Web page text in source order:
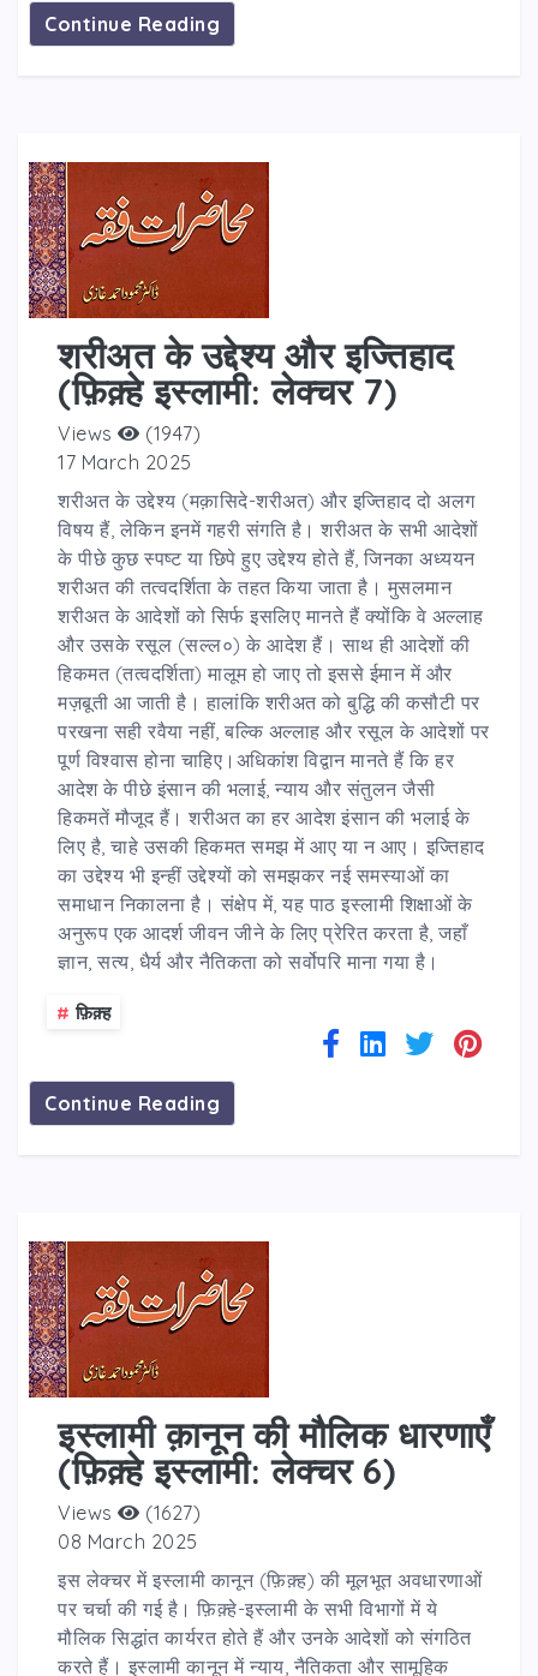
Continue Reading
शरीअत के उद्देश्य और इज्तिहाद
(फ़िक़्हे इस्लामी: लेक्चर 7)
Views
(1947)
17 March 2025
शरीअत के उद्देश्य (मक़ासिदे-शरीअत) और इज्तिहाद दो अलग
विषय हैं, लेकिन इनमें गहरी संगति है। शरीअत के सभी आदेशों
के पीछे कुछ स्पष्ट या छिपे हुए उद्देश्य होते हैं, जिनका अध्ययन
शरीअत की तत्वदर्शिता के तहत किया जाता है। मुसलमान
शरीअत के आदेशों को सिर्फ इसलिए मानते हैं क्योंकि वे अल्लाह
और उसके रसूल (सल्ल०) के आदेश हैं। साथ ही आदेशों की
हिकमत (तत्वदर्शिता) मालूम हो जाए तो इससे ईमान में और
मज़बूती आ जाती है। हालांकि शरीअत को बुद्धि की कसौटी पर
परखना सही रवैया नहीं, बल्कि अल्लाह और रसूल के आदेशों पर
पूर्ण विश्वास होना चाहिए।अधिकांश विद्वान मानते हैं कि हर
आदेश के पीछे इंसान की भलाई, न्याय और संतुलन जैसी
हिकमतें मौजूद हैं। शरीअत का हर आदेश इंसान की भलाई के
लिए है, चाहे उसकी हिकमत समझ में आए या न आए। इज्तिहाद
का उद्देश्य भी इन्हीं उद्देश्यों को समझकर नई समस्याओं का
समाधान निकालना है। संक्षेप में, यह पाठ इस्लामी शिक्षाओं के
अनुरूप एक आदर्श जीवन जीने के लिए प्रेरित करता है, जहाँ
ज्ञान, सत्य, धैर्य और नैतिकता को सर्वोपरि माना गया है।
# फ़िक़्ह
Continue Reading
इस्लामी क़ानून की मौलिक धारणाएँ
(फ़िक़्हे इस्लामी: लेक्चर 6)
Views
(1627)
08 March 2025
इस लेक्चर में इस्लामी कानून (फ़िक़्ह) की मूलभूत अवधारणाओं
पर चर्चा की गई है। फ़िक़्हे-इस्लामी के सभी विभागों में ये
मौलिक सिद्धांत कार्यरत होते हैं और उनके आदेशों को संगठित
करते हैं। इस्लामी कानून में न्याय, नैतिकता और सामूहिक